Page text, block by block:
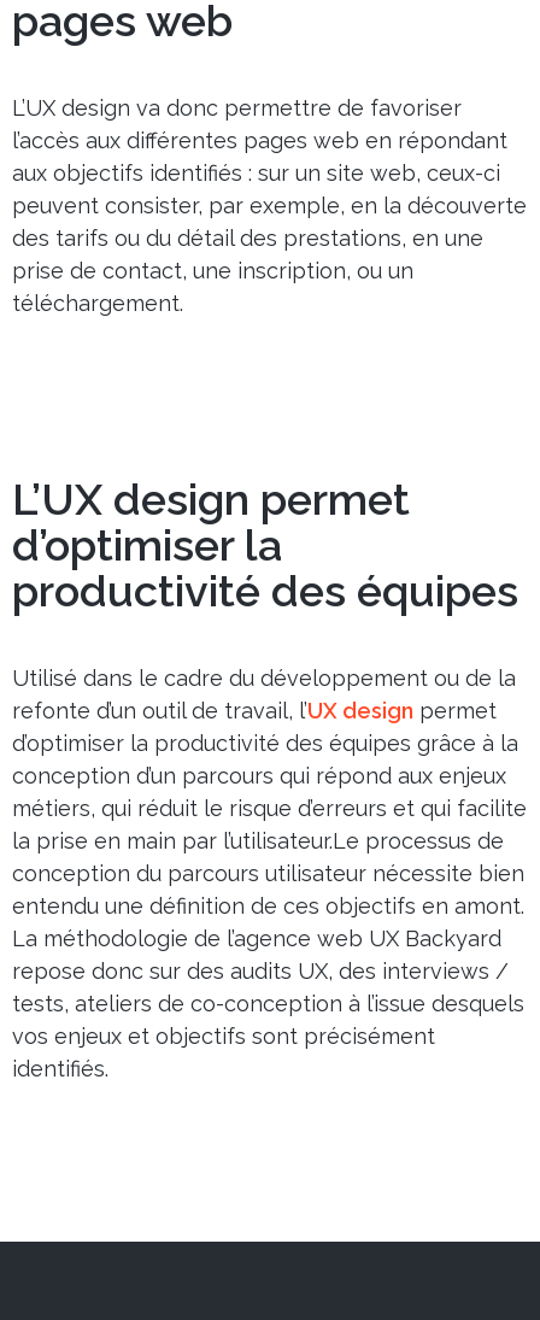
pages web
L’UX design va donc permettre de favoriser
l’accès aux différentes pages web en répondant
aux objectifs identifiés : sur un site web, ceux-ci
peuvent consister, par exemple, en la découverte
des tarifs ou du détail des prestations, en une
prise de contact, une inscription, ou un
téléchargement.
L’UX design permet
d’optimiser la
productivité des équipes
Utilisé dans le cadre du développement ou de la
refonte d’un outil de travail, l’UX design permet
d’optimiser la productivité des équipes grâce à la
conception d’un parcours qui répond aux enjeux
métiers, qui réduit le risque d’erreurs et qui facilite
la prise en main par l’utilisateur.Le processus de
conception du parcours utilisateur nécessite bien
entendu une définition de ces objectifs en amont.
La méthodologie de l’agence web UX Backyard
repose donc sur des audits UX, des interviews /
tests, ateliers de co-conception à l’issue desquels
vos enjeux et objectifs sont précisément
identifiés.